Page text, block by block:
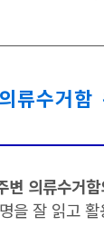
류수거
변 의류수거
을 잘 읽고